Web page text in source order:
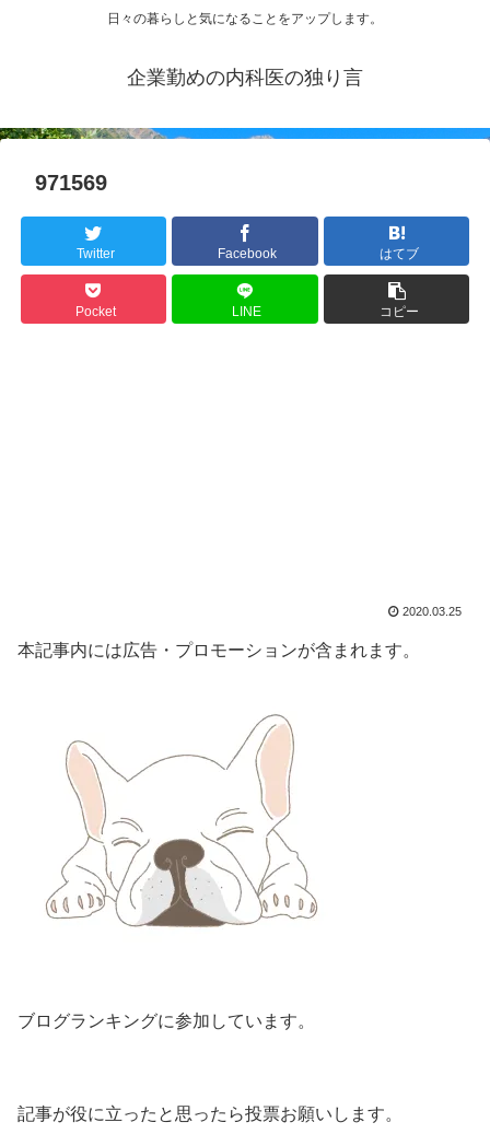
日々の暮らしと気になることをアップします。
企業勤めの内科医の独り言
971569
Twitter Facebook はてブ
Pocket LINE コピー
2020.03.25
本記事内には広告・プロモーションが含まれます。
ブログランキングに参加しています。
記事が役に立ったと思ったら投票お願いします。